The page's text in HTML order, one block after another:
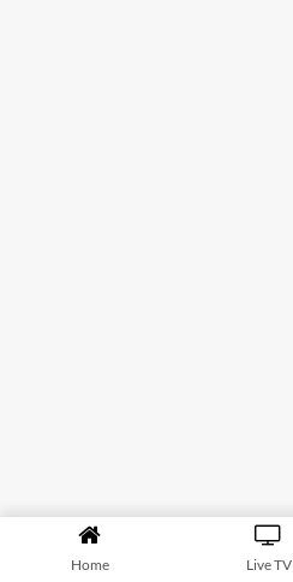
Home Live TV